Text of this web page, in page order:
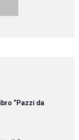
“Pazzi da